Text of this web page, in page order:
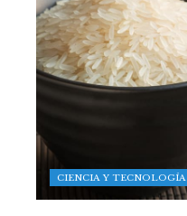
CIENCIA Y TECNOLOGÍA